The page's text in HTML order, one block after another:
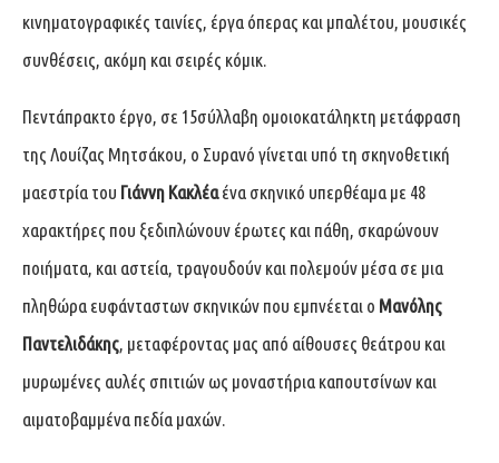
κινηματογραφικές ταινίες, έργα όπερας και μπαλέτου, μουσικές
συνθέσεις, ακόμη και σειρές κόμικ.
Πεντάπρακτο έργο, σε 15σύλλαβη ομοιοκατάληκτη μετάφραση
της Λουίζας Μητσάκου, ο Συρανό γίνεται υπό τη σκηνοθετική
μαεστρία του Γιάννη Κακλέαένα σκηνικό υπερθέαμα με 48
χαρακτήρες που ξεδιπλώνουν έρωτες και πάθη, σκαρώνουν
ποιήματα, και αστεία, τραγουδούν και πολεμούν μέσα σε μια
πληθώρα ευφάνταστων σκηνικών που εμπνέεται ο Μανόλης
Παντελιδάκης, μεταφέροντας μας από αίθουσες θεάτρου και
μυρωμένες αυλές σπιτιών ως μοναστήρια καπουτσίνων και
αιματοβαμμένα πεδία μαχών.